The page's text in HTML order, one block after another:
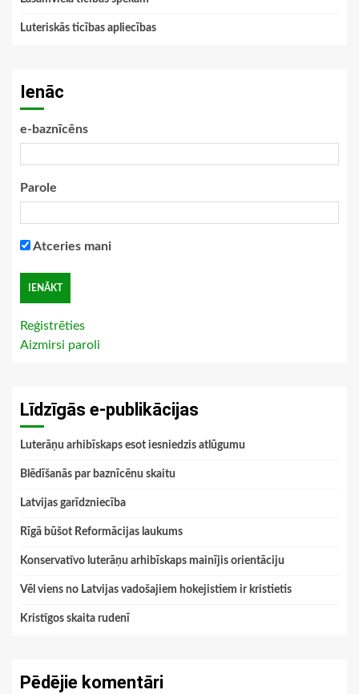
Luteriskās ticības apliecības
Ienāc
e-baznīcēns
Parole
Atceries mani
Reģistrēties
Aizmirsi paroli
Līdzīgās e-publikācijas
Luterāņu arhibīskaps esot iesniedzis atlūgumu
Blēdīšanās par baznīcēnu skaitu
Latvijas garīdzniecība
Rīgā būšot Reformācijas laukums
Konservatīvo luterāņu arhibīskaps mainījis orientāciju
Vēl viens no Latvijas vadošajiem hokejistiem ir kristietis
Kristīgos skaita rudenī
Pēdējie komentāri